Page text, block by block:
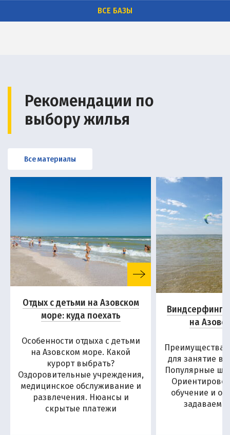
ВСЕ БАЗЫ
Рекомендации по
выбору жилья
Все материалы
Отдых с детьми на Азовском
море: куда поехать
Особенности отдыха с детьми
на Азовском море. Какой
курорт выбрать?
Оздоровительные учреждения,
медицинское обслуживание и
развлечения. Нюансы и
скрытые платежи
Виндсерфинг
на
Преимущества
для занятие
Популярные
обучение и